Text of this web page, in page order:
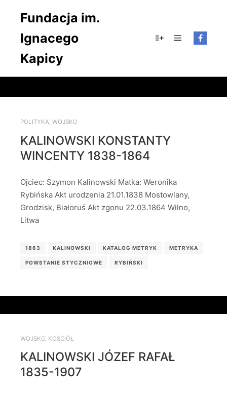
Fundacja im.
Ignacego
Kapicy
POLITYKA, WOJSKO
KALINOWSKI KONSTANTY
WINCENTY 1838-1864
Ojciec: Szymon Kalinowski Matka: Weronika
Rybińska Akt urodzenia 21.01.1838 Mostowlany,
Grodzisk, Białoruś Akt zgonu 22.03.1864 Wilno,
Litwa
1863 KALINOWSKI KATALOG METRYK METRYKA
POWSTANIE STYCZNIOWE RYBIŃSKI
WOJSKO KOŚCIÓŁ
KALINOWSKI JÓZEF RAFAŁ
1835-1907